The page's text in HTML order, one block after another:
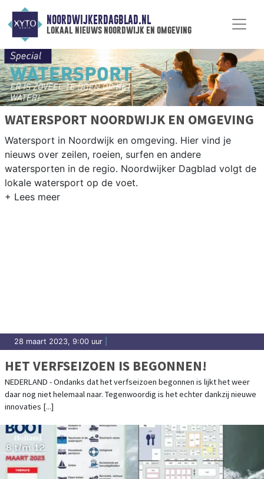
NOORDWIJKERDAGBLAD.NL
lokaal nieuws noordwijk en omgeving
WATERSPORT NOORDWIJK EN OMGEVING
Watersport in Noordwijk en omgeving. Hier vind je
nieuws over zeilen, roeien, surfen en andere
watersporten in de regio. Noordwijker Dagblad volgt de
lokale watersport op de voet.
28 maart 2023, 9:00 uur
HET VERFSEIZOEN IS BEGONNEN!
NEDERLAND - Ondanks dat het verfseizoen begonnen is lijkt het weer
daar nog niet helemaal naar. Tegenwoordig is het echter dankzij nieuwe
innovaties [...]